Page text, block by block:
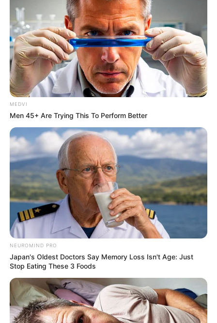
MEDVI
Men 45+ Are Trying This To Perform Better
NEUROMIND PRO
Japan's Oldest Doctors Say Memory Loss Isn't Age: Just
Stop Eating These 3 Foods